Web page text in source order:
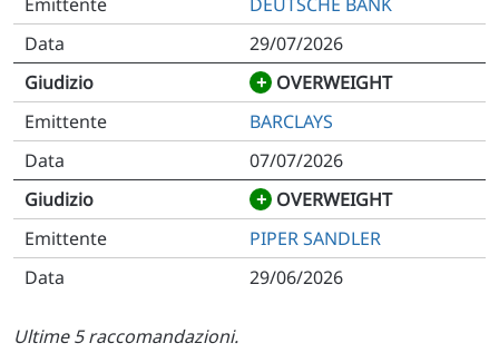
29/07/2026
+ OVERWEIGHT
BARCLAYS
07/07/2026
+ OVERWEIGHT
PIPER SANDLER
29/06/2026
Ultime 5 raccomandazioni.